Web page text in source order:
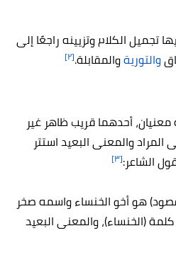
الكلام وتزيينه راجعًا إلى
والتوريةوالمقابلة.[٢]
أحدهما قريب ظاهر غير
المراد والمعنى البعيد استتر
الشاعر:[٣]
هو أخو الخنساء واسمه صخر
(الخنساء)، والمعنى البعيد